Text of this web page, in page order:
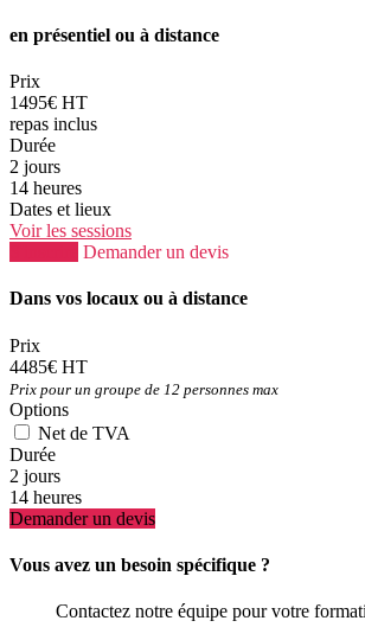
en présentiel ou à distance
Prix
1495€ HT
repas inclus
Durée
2 jours
14 heures
Dates et lieux
Voir les sessions
Demander un devis
Dans vos locaux ou à distance
Prix
4485€ HT
Prix pour un groupe de 12 personnes max
Options
Net de TVA
Durée
2 jours
14 heures
Demander un devis
Vous avez un besoin spécifique ?
Contactez notre équipe pour votre